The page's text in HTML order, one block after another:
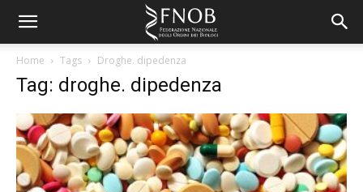
Home Tags Droghe. dipedenza
Tag: droghe. dipedenza